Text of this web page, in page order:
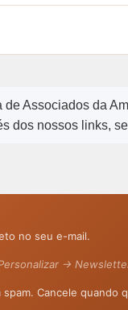
Associados da
dos nossos links,
no seu e-mail.
→
spam. Cancele quando